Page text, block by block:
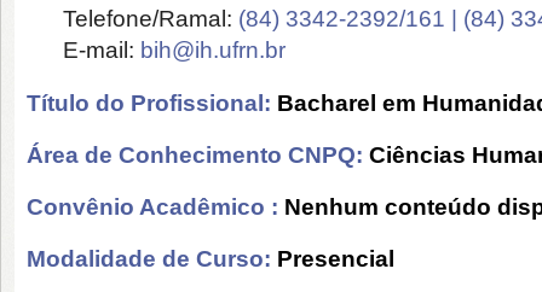
Telefone/Ramal: (84) 3342-2392/161 | (84)
E-mail: bih@ih.ufrn.br
Título do Profissional: Bacharel em
Área de Conhecimento CNPQ: Ciências
Convênio Acadêmico : Nenhum conteúdo
Modalidade de Curso: Presencial